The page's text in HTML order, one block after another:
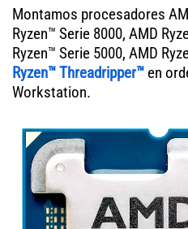
Montamos procesadores
Ryzen™ Serie 8000, AMD
Ryzen™ Serie 5000, AMD
Ryzen™ Threadripper™ en
Workstation.